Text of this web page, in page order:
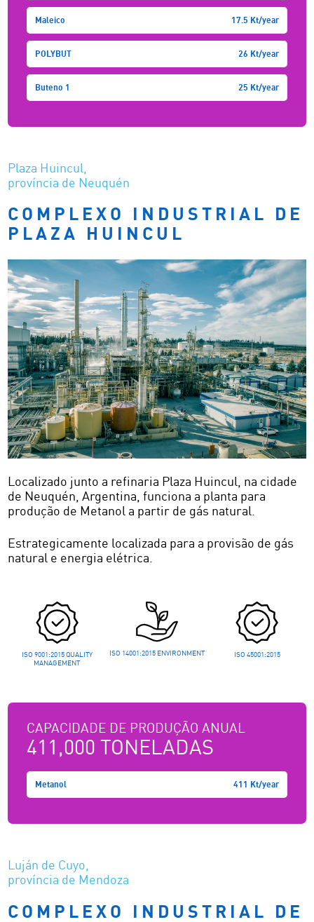
Maleico 17.5 Kt/year
POLYBUT 26 Kt/year
Buteno 1 25 Kt/year
Plaza Huincul,
província de Neuquén
COMPLEXO INDUSTRIAL DE
PLAZA HUINCUL
Localizado junto a refinaria Plaza Huincul, na cidade
de Neuquén, Argentina, funciona a planta para
produção de Metanol a partir de gás natural.
Estrategicamente localizada para a provisão de gás
natural e energia elétrica.
ISO 9001:2015 QUALITY
MANAGEMENT
ISO 14001:2015 ENVIRONMENT ISO 45001:2015
CAPACIDADE DE PRODUÇÃO ANUAL
411,000 TONELADAS
Metanol 411 Kt/year
Luján de Cuyo,
província de Mendoza
COMPLEXO INDUSTRIAL DE